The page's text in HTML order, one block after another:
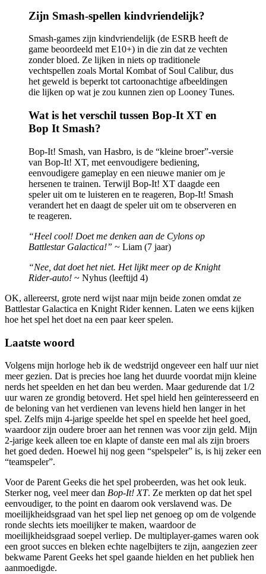
Zijn Smash-spellen kindvriendelijk?
Smash-games zijn kindvriendelijk (de ESRB heeft de
game beoordeeld met E10+) in die zin dat ze vechten
zonder bloed. Ze lijken in niets op traditionele
vechtspellen zoals Mortal Kombat of Soul Calibur, dus
het geweld is beperkt tot cartoonachtige afbeeldingen
die lijken op wat je zou kunnen zien op Looney Tunes.
Wat is het verschil tussen Bop-It XT en
Bop It Smash?
Bop-It! Smash, van Hasbro, is de “kleine broer”-versie
van Bop-It! XT, met eenvoudigere bediening,
eenvoudigere gameplay en een nieuwe manier om je
hersenen te trainen. Terwijl Bop-It! XT daagde een
speler uit om te luisteren en te reageren, Bop-It! Smash
verandert het en daagt de speler uit om te observeren en
te reageren.
“Heel cool! Doet me denken aan de Cylons op
Battlestar Galactica!” ~ Liam (7 jaar)
“Nee, dat doet het niet. Het lijkt meer op de Knight
Rider-auto! ~ Nyhus (leeftijd 4)
OK, allereerst, grote nerd wijst naar mijn beide zonen omdat ze
Battlestar Galactica en Knight Rider kennen. Laten we eens kijken
hoe het spel het doet na een paar keer spelen.
Laatste woord
Volgens mijn horloge heb ik de wedstrijd ongeveer een half uur niet
meer gezien. Dat is precies hoe lang het duurde voordat mijn kleine
nerds het speelden en het dan beu werden. Maar gedurende dat 1/2
uur waren ze grondig betoverd. Het spel hield hen geïnteresseerd en
de beloning van het verdienen van levens hield hen langer in het
spel. Zelfs mijn 4-jarige speelde het spel en speelde het heel goed,
waardoor zijn oudere broer aan het rennen was voor zijn geld. Mijn
2-jarige keek alleen toe en klapte of danste een mal als zijn broers
het goed deden. Hoewel hij nog geen “spelspeler” is, is hij zeker een
“teamspeler”.
Voor de Parent Geeks die het spel probeerden, was het ook leuk.
Sterker nog, veel meer dan Bop-It! XT. Ze merkten op dat het spel
eenvoudiger, to the point en daarom ook verslavend was. De
moeilijkheidsgraad van het spel liep net genoeg op om de volgende
ronde slechts iets moeilijker te maken, waardoor de
moeilijkheidsgraad soepel verliep. De multiplayer-games waren ook
een groot succes en bleken echte nagelbijters te zijn, aangezien zeer
bekwame Parent Geeks het spel gaande hielden en het publiek hen
aanmoedigde.